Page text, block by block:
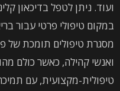
ועוד. ניתן לטפל בדיכאון
במקום טיפולי פרטי עבור
מסגרת טיפולים תומכת של
ואנשי קהילה, כאשר כולם
טיפולית-מקצועית, עם תמיכה